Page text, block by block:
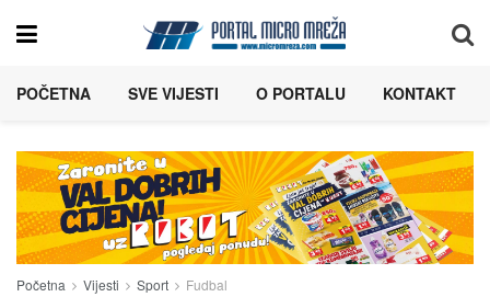
POČETNA SVE VIJESTI O PORTALU KONTAKT
Početna Vijesti Sport Fudbal